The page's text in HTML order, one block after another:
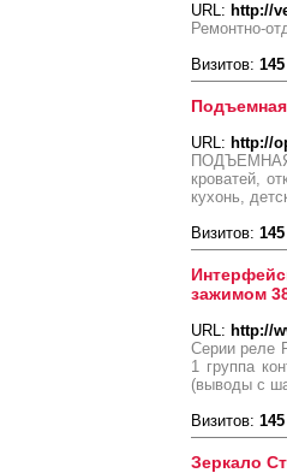
URL: http://
Ремонтно-
Визитов: 145
URL: http://
кроватей,
кухонь,
Визитов: 145
зажимом
URL: http://
Серии реле
1 группа
(выводы с
Визитов: 145
Зеркало